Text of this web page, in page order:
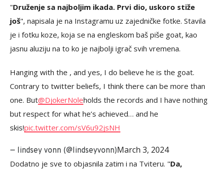
"Druženje sa najboljim ikada. Prvi dio, uskoro stiže
još", napisala je na Instagramu uz zajedničke fotke. Stavila
je i fotku koze, koja se na engleskom baš piše goat, kao
jasnu aluziju na to ko je najbolji igrač svih vremena.
Hanging with the , and yes, I do believe he is the goat.
Contrary to twitter beliefs, I think there can be more than
one. But@DjokerNoleholds the records and I have nothing
but respect for what he’s achieved… and he
skis!pic.twitter.com/sV6u92jsNH
— lindsey vonn (@lindseyvonn)March 3, 2024
Dodatno je sve to objasnila zatim i na Tviteru. "Da,